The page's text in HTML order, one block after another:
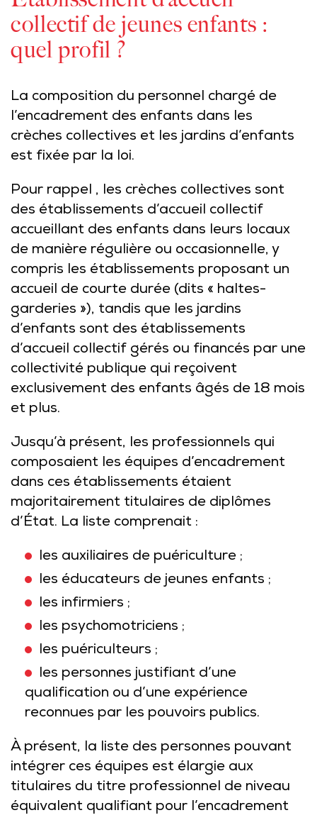
collectif de jeunes enfants :
quel profil ?
La composition du personnel chargé de
l’encadrement des enfants dans les
crèches collectives et les jardins d’enfants
est fixée par la loi.
Pour rappel , les crèches collectives sont
des établissements d’accueil collectif
accueillant des enfants dans leurs locaux
de manière régulière ou occasionnelle, y
compris les établissements proposant un
accueil de courte durée (dits « haltes-
garderies »), tandis que les jardins
d’enfants sont des établissements
d’accueil collectif gérés ou financés par une
collectivité publique qui reçoivent
exclusivement des enfants âgés de 18 mois
et plus.
Jusqu’à présent, les professionnels qui
composaient les équipes d’encadrement
dans ces établissements étaient
majoritairement titulaires de diplômes
d’État. La liste comprenait :
les auxiliaires de puériculture ;
les éducateurs de jeunes enfants ;
les infirmiers ;
les psychomotriciens ;
les puériculteurs ;
les personnes justifiant d’une
qualification ou d’une expérience
reconnues par les pouvoirs publics.
À présent, la liste des personnes pouvant
intégrer ces équipes est élargie aux
titulaires du titre professionnel de niveau
équivalent qualifiant pour l’encadrement